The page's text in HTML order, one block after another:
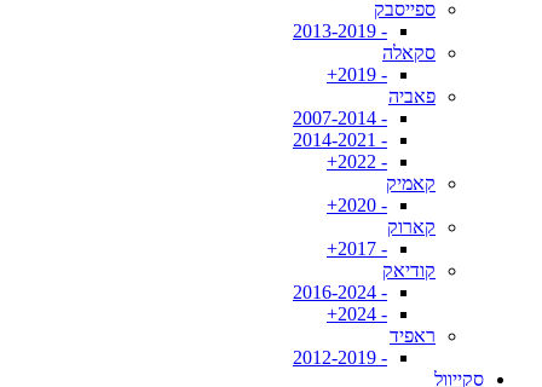
ספייסבק
- 2013-2019
סקאלה
- 2019+
פאביה
- 2007-2014
- 2014-2021
- 2022+
קאמיק
- 2020+
קארוק
- 2017+
קודיאק
- 2016-2024
- 2024+
ראפיד
- 2012-2019
סקייוול